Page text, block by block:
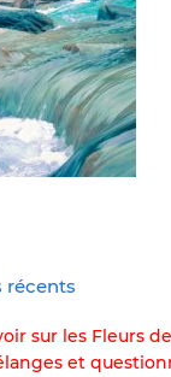
récents
sur les Fleurs
et